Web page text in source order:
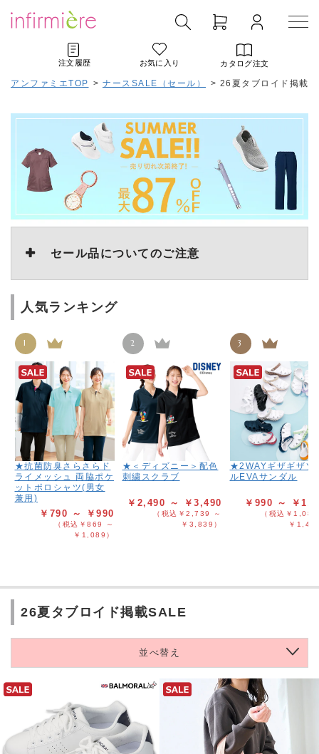
注文履歴 お気に入り カタログ注文
アンファミエTOP > ナースSALE（セール） > 26夏タブロイド掲載
セール品についてのご注意
人気ランキング
1
★抗菌防臭さらさらド
ライメッシュ 両脇ポケ
ットポロシャツ(男女
兼用)
￥790 ～ ￥990
（税込￥869 ～
￥1,089）
2
★＜ディズニー＞配色
刺繍スクラブ
￥2,490 ～ ￥3,490
（税込￥2,739 ～
￥3,839）
3
★2WAYギザギザソ
ルEVAサンダル
￥990 ～ ￥
（税込￥
￥
26夏タブロイド掲載SALE
並べ替え